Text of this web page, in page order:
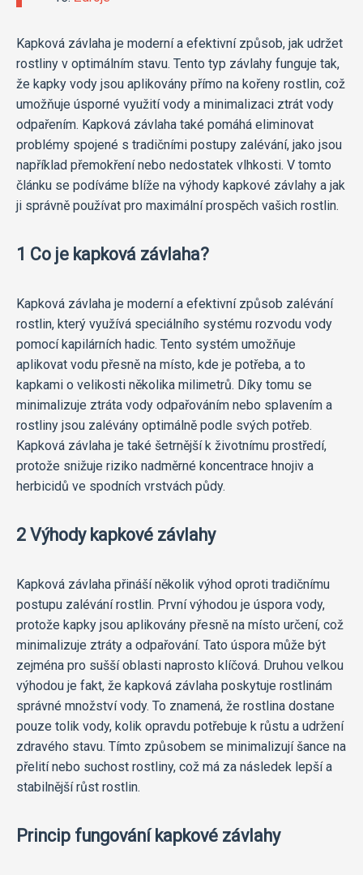
Kapková závlaha je moderní a efektivní způsob, jak udržet
rostliny v optimálním stavu. Tento typ závlahy funguje tak,
že kapky vody jsou aplikovány přímo na kořeny rostlin, což
umožňuje úsporné využití vody a minimalizaci ztrát vody
odpařením. Kapková závlaha také pomáhá eliminovat
problémy spojené s tradičními postupy zalévání, jako jsou
například přemokření nebo nedostatek vlhkosti. V tomto
článku se podíváme blíže na výhody kapkové závlahy a jak
ji správně používat pro maximální prospěch vašich rostlin.
1 Co je kapková závlaha?
Kapková závlaha je moderní a efektivní způsob zalévání
rostlin, který využívá speciálního systému rozvodu vody
pomocí kapilárních hadic. Tento systém umožňuje
aplikovat vodu přesně na místo, kde je potřeba, a to
kapkami o velikosti několika milimetrů. Díky tomu se
minimalizuje ztráta vody odpařováním nebo splavením a
rostliny jsou zalévány optimálně podle svých potřeb.
Kapková závlaha je také šetrnější k životnímu prostředí,
protože snižuje riziko nadměrné koncentrace hnojiv a
herbicidů ve spodních vrstvách půdy.
2 Výhody kapkové závlahy
Kapková závlaha přináší několik výhod oproti tradičnímu
postupu zalévání rostlin. První výhodou je úspora vody,
protože kapky jsou aplikovány přesně na místo určení, což
minimalizuje ztráty a odpařování. Tato úspora může být
zejména pro sušší oblasti naprosto klíčová. Druhou velkou
výhodou je fakt, že kapková závlaha poskytuje rostlinám
správné množství vody. To znamená, že rostlina dostane
pouze tolik vody, kolik opravdu potřebuje k růstu a udržení
zdravého stavu. Tímto způsobem se minimalizují šance na
přelití nebo suchost rostliny, což má za následek lepší a
stabilnější růst rostlin.
Princip fungování kapkové závlahy